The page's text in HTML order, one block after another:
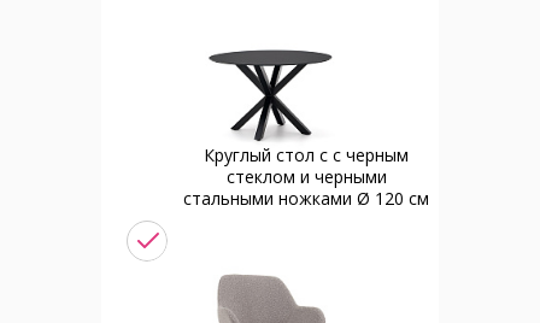
Круглый стол с с черным
стеклом и черными
стальными ножками Ø 120 см